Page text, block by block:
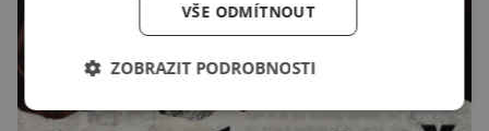
VŠE ODMÍTNOUT
ZOBRAZIT PODROBNOSTI